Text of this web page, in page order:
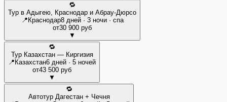
🔁
Тур в Адыгею, Краснодар и Абрау-Дюрсо
📍Краснодар8 дней · 3 ночи · спа
от30 900 руб
▼
🔁
Тур Казахстан — Киргизия
📍Казахстан6 дней · 5 ночей
от43 500 руб
▼
🔁
Автотур Дагестан + Чечня